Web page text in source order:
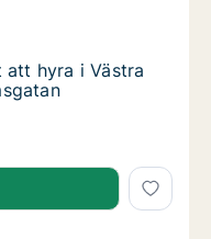
att hyra i Västra
Västra Götaland,
att hyra i Västra
att hyra i Västra
att hyra i Västra